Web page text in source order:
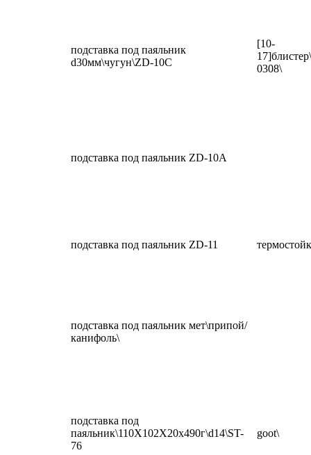
подставка под паяльник
d30мм\чугун\ZD-10C
[10-
0308\
подставка под паяльник ZD-10A
подставка под паяльник ZD-11
подставка под паяльник мет\припой/
канифоль\
подставка под
паяльник\110X102X20x490г\d14\ST-
76
goot\